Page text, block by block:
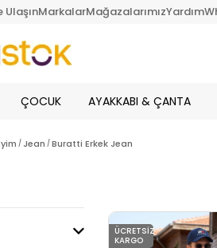
UlaşınMarkalarMağazalarımızYardım
ÇOCUK AYAKKABI & ÇANTA
Jean Buratti Erkek Jean
ÜCRETSIZ
KARGO